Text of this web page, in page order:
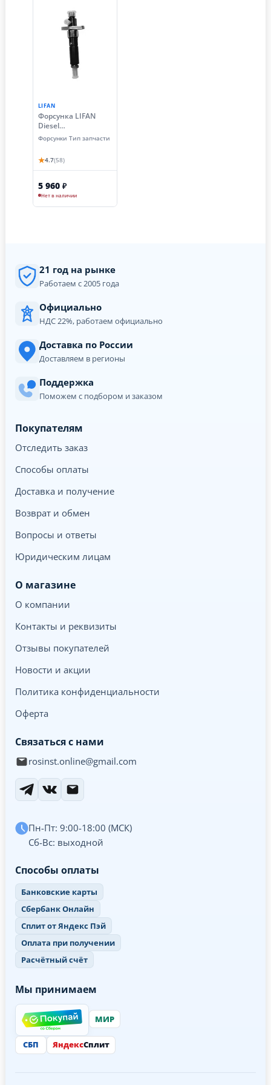
LIFAN
Форсунка LIFAN
Diesel
28700/C186F,188F,19
2F (крепление
шарик)
Форсунки Тип запчасти
★4.7(58)
5 960 ₽
Нет в наличии
21 год на рынке
Работаем с 2005 года
Официально
НДС 22%, работаем официально
Доставка по России
Доставляем в регионы
Поддержка
Поможем с подбором и заказом
Покупателям
Отследить заказ
Способы оплаты
Доставка и получение
Возврат и обмен
Вопросы и ответы
Юридическим лицам
О магазине
О компании
Контакты и реквизиты
Отзывы покупателей
Новости и акции
Политика конфиденциальности
Оферта
Связаться с нами
rosinst.online@gmail.com
Пн-Пт: 9:00-18:00 (МСК)
Сб-Вс: выходной
Способы оплаты
Банковские карты
Сбербанк Онлайн
Сплит от Яндекс Пэй
Оплата при получении
Расчётный счёт
Мы принимаем
МИР
СБП ЯндексСплит